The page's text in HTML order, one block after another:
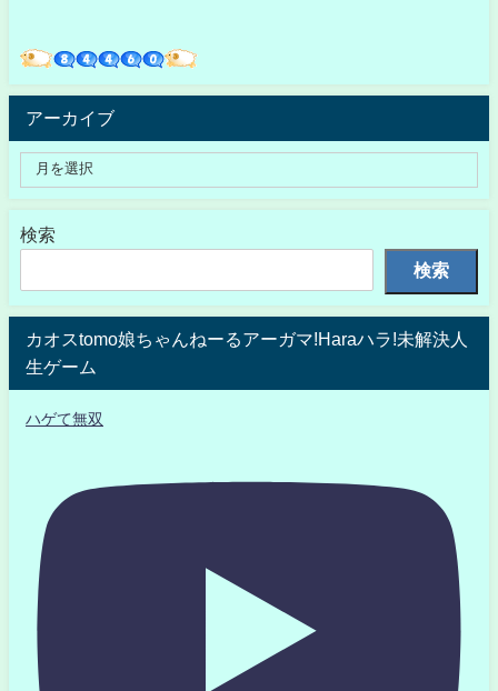
アーカイブ
検索
検索
カオスtomo娘ちゃんねーるアーガマ!Haraハラ!未解決人
生ゲーム
ハゲて無双